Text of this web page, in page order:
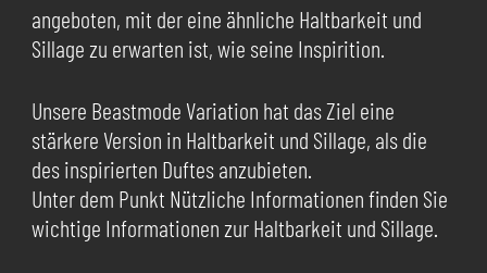
angeboten, mit der eine ähnliche Haltbarkeit und
Sillage zu erwarten ist, wie seine Inspirition.
Unsere Beastmode Variation hat das Ziel eine
stärkere Version in Haltbarkeit und Sillage, als die
des inspirierten Duftes anzubieten.
Unter dem Punkt Nützliche Informationen finden Sie
wichtige Informationen zur Haltbarkeit und Sillage.